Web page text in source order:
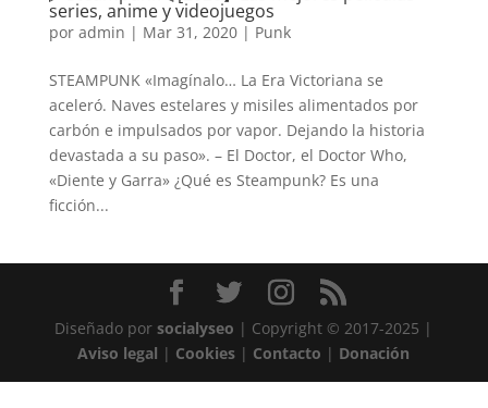
series, anime y videojuegos
por admin | Mar 31, 2020| Punk
STEAMPUNK «Imagínalo… La Era Victoriana se
aceleró. Naves estelares y misiles alimentados por
carbón e impulsados por vapor. Dejando la historia
devastada a su paso». – El Doctor, el Doctor Who,
«Diente y Garra» ¿Qué es Steampunk? Es una
ficción...
Diseñado porsocialyseo | Copyright © 2017-2025 |
Aviso legal | Cookies | Contacto | Donación